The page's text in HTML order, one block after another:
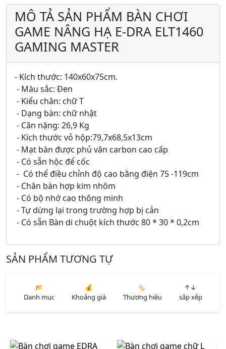
MÔ TẢ SẢN PHẨM BÀN CHƠI
GAME NÂNG HẠ E-DRA ELT1460
GAMING MASTER
- Kích thước: 140x60x75cm.
- Màu sắc: Đen
- Kiểu chân: chữ T
- Dạng bàn: chữ nhật
- Cân nặng: 26,9 Kg
- Kích thước vỏ hộp:79,7x68,5x13cm
- Mạt bàn được phủ vân carbon cao cấp
- Có sẵn hộc để cốc
- Có thể điều chỉnh độ cao bằng điện 75 -119cm
- Chân bàn hợp kim nhôm
- Có bộ nhớ cao thông minh
- Tự dừng lại trong trường hợp bị cản
- Có sẵn Bàn di chuột kích thước 80 * 30 * 0,2cm
SẢN PHẨM TƯƠNG TỰ
📂
Danh mục
💰
Khoảng giá
🏷️
Thương hiệu
↑↓
sắp xếp